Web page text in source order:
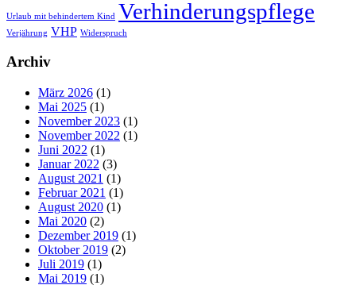
Urlaub mit behindertem Kind Verhinderungspflege
Verjährung VHP Widerspruch
Archiv
März 2026 (1)
Mai 2025 (1)
November 2023 (1)
November 2022 (1)
Juni 2022 (1)
Januar 2022 (3)
August 2021 (1)
Februar 2021 (1)
August 2020 (1)
Mai 2020 (2)
Dezember 2019 (1)
Oktober 2019 (2)
Juli 2019 (1)
Mai 2019 (1)